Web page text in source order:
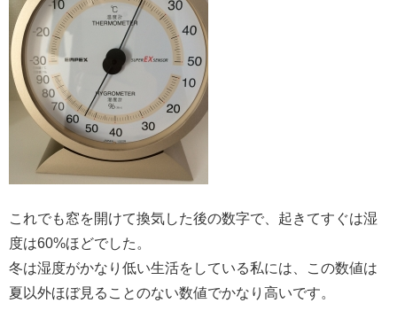
これでも窓を開けて換気した後の数字で、起きてすぐは湿
度は60%ほどでした。
冬は湿度がかなり低い生活をしている私には、この数値は
夏以外ほぼ見ることのない数値でかなり高いです。